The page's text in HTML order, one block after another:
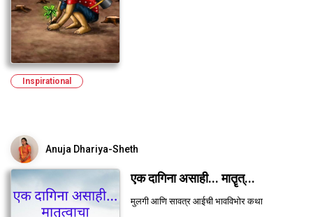
Inspirational
Anuja Dhariya-Sheth
एक दागिना असाही... मातॄत्...
मुलगी आणि सावत्र आईची भावविभोर कथा